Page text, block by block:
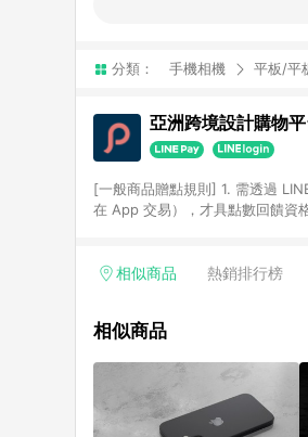
分類： 手機相機 平板/平
亞洲跨境設計購物
[一般商品贈點規則] 1. 需透過
在 App 交易），才具點數回饋資
格，部分退款不在此限。 6.
使用規則請以點數紅包活動說明
相似商品 熱銷排行榜
相似商品